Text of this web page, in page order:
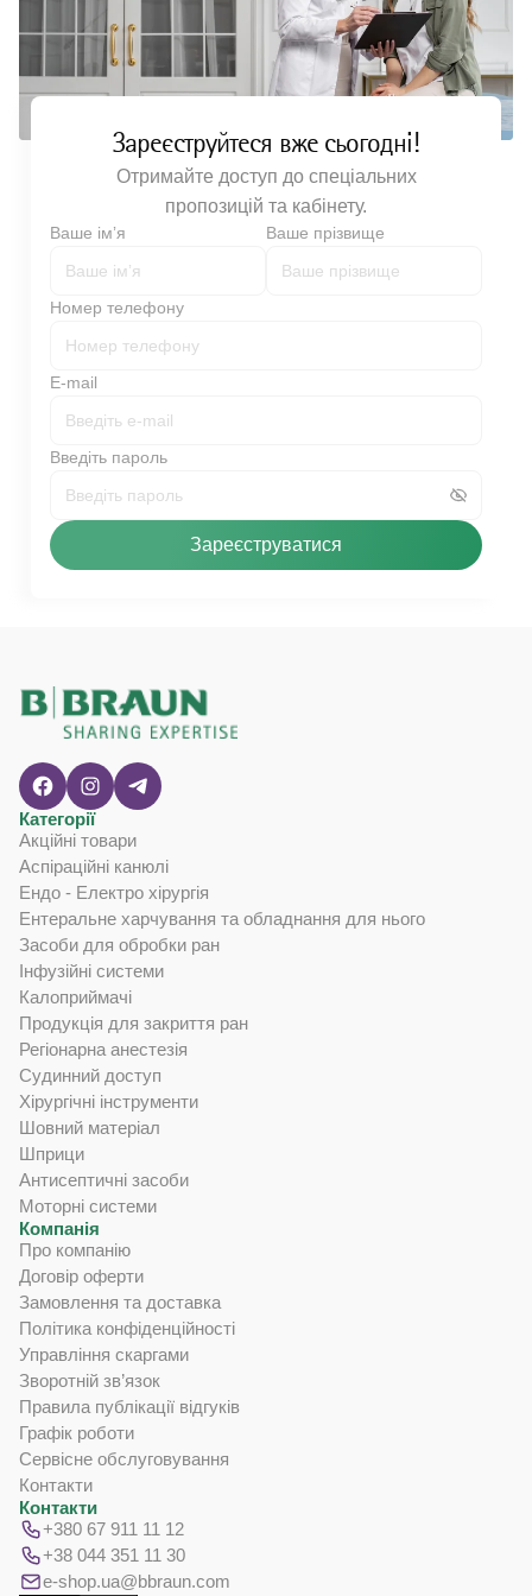
Зареєструйтеся вже сьогодні!
Отримайте доступ до спеціальних
пропозицій та кабінету.
Ваше імʼя Ваше прізвище
Номер телефону
E-mail
Введіть пароль
Зареєструватися
Категорії
Акційні товари
Аспіраційні канюлі
Ендо - Електро хірургія
Ентеральне харчування та обладнання для нього
Засоби для обробки ран
Інфузійні системи
Калоприймачі
Продукція для закриття ран
Регіонарна анестезія
Судинний доступ
Хірургічні інструменти
Шовний матеріал
Шприци
Антисептичні засоби
Моторні системи
Компанія
Про компанію
Договір оферти
Замовлення та доставка
Політика конфіденційності
Управління скаргами
Зворотній зв’язок
Правила публікації відгуків
Графік роботи
Сервісне обслуговування
Контакти
Контакти
+380 67 911 11 12
+38 044 351 11 30
e-shop.ua@bbraun.com